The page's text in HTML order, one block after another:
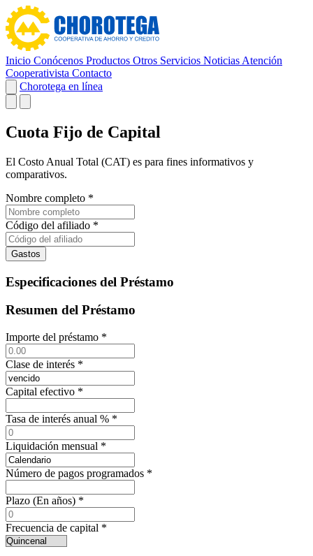
Inicio Conócenos Productos Otros Servicios Noticias Atención
Cooperativista Contacto
Chorotega en línea
Cuota Fijo de Capital
El Costo Anual Total (CAT) es para fines informativos y
comparativos.
Nombre completo *
Código del afiliado *
Gastos
Especificaciones del Préstamo
Resumen del Préstamo
Importe del préstamo *
Clase de interés *
Capital efectivo *
Tasa de interés anual % *
Liquidación mensual *
Número de pagos programados *
Plazo (En años) *
Frecuencia de capital *